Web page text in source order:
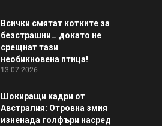
Всички смятат котките за
безстрашни… докато не
срещнат тази
необикновена птица!
13.07.2026
Шокиращи кадри от
Австралия: Отровна змия
изненада голфъри насред